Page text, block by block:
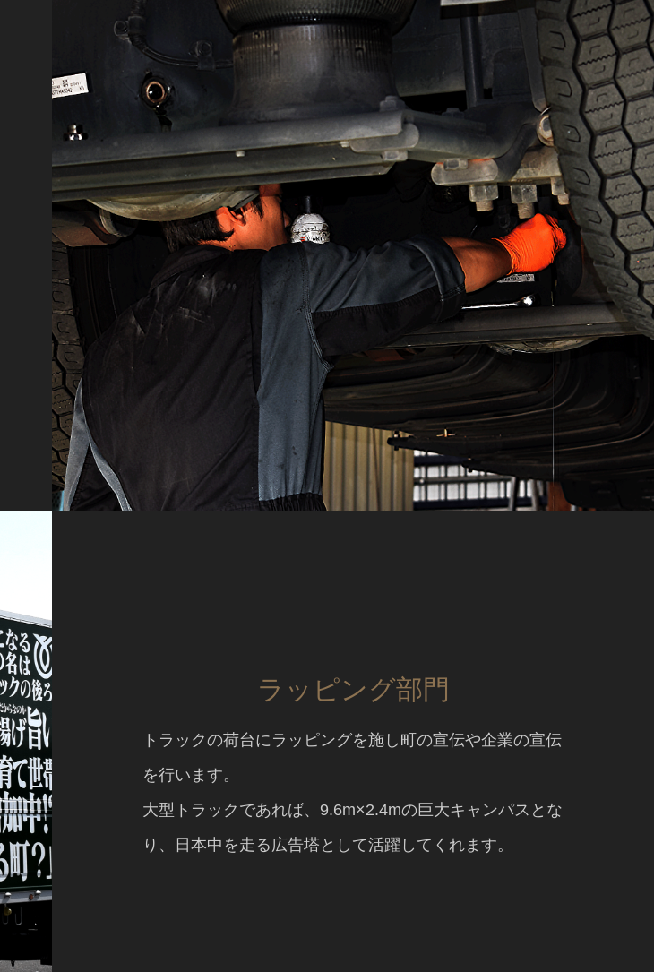
ラッピング部門
トラックの荷台にラッピングを施し町の宣伝や企業の宣伝
を行います。
大型トラックであれば、9.6m×2.4mの巨大キャンパスとな
り、日本中を走る広告塔として活躍してくれます。